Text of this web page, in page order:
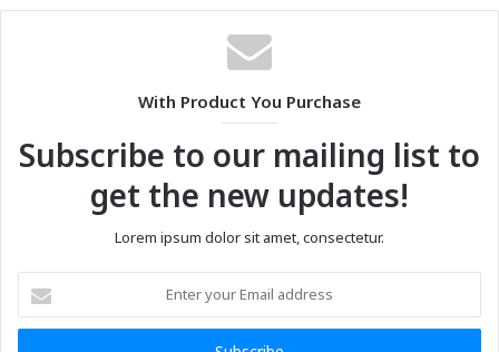
With Product You Purchase
Subscribe to our mailing list to
get the new updates!
Lorem ipsum dolor sit amet, consectetur.
your
Email